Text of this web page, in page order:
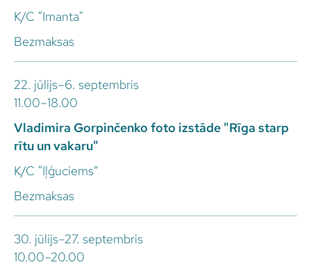
K/C “Imanta"
Bezmaksas
22. jūlijs–6. septembris
11.00–18.00
Vladimira Gorpinčenko foto izstāde "Rīga starp
rītu un vakaru"
K/C “Iļģuciems”
Bezmaksas
30. jūlijs–27. septembris
10.00–20.00